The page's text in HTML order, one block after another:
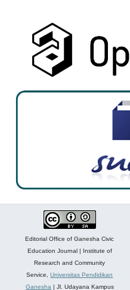
Editorial Office of Ganesha Civic
Education Journal | Institute of
Research and Community
Service,Universitas Pendidikan
Ganesha | Jl. Udayana Kampus